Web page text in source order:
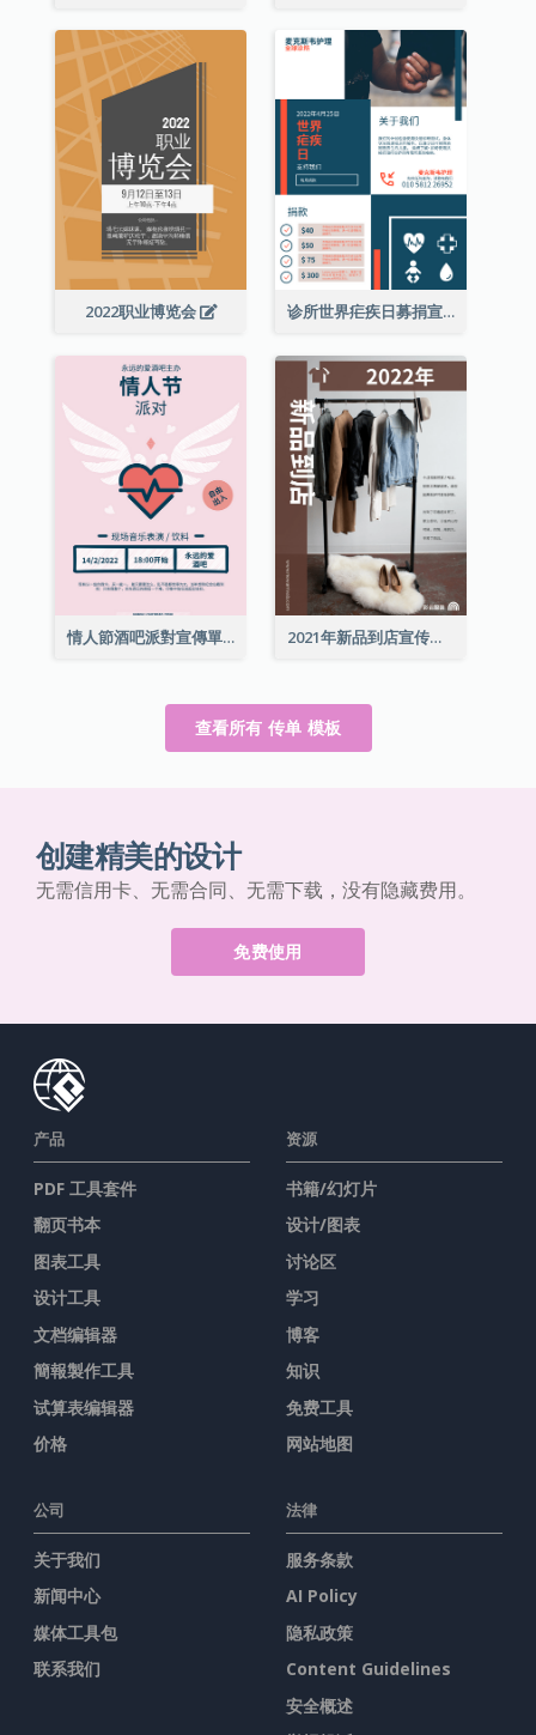
2022职业博览会 诊所世界疟疾日募捐宣传单张
情人節酒吧派對宣傳單張 2021年新品到店宣传单张
查看所有 传单 模板
创建精美的设计
无需信用卡、无需合同、无需下载，没有隐藏费用。
免费使用
产品
PDF 工具套件
翻页书本
图表工具
设计工具
文档编辑器
簡報製作工具
试算表编辑器
价格
资源
书籍/幻灯片
设计/图表
讨论区
学习
博客
知识
免费工具
网站地图
公司
关于我们
新闻中心
媒体工具包
联系我们
法律
服务条款
AI Policy
隐私政策
Content Guidelines
安全概述